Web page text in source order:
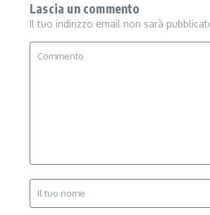
Lascia un commento
Il tuo indirizzo email non sarà